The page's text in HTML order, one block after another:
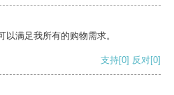
满足我所有的购物需求。
支持[0] 反对[0]